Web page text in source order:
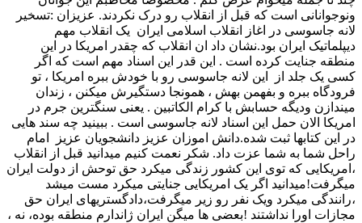
ونوجوانانی است که قبل از انقلاب رو درک نکردند. عزیزان :تسخیر
لانه جاسوسی در اغاز انقلاب اسلامی ایران یک انقلاب مهم
دیپلماتیک ایران بود.نشان داد ان انقلاب که چقدر امریکا در این
منطقه جنایت کرده است . این قدر این اسناد مهم است که اگر
کسی یک جلد از این لانه جاسوسی رو با خودش ببره امریکا ، تو
فرودگاه ببره و بفهمن بهش ، همونجا دستگیرش میکنن ، زندان
میندازن ودیگه حسابش با کرام الکاتبین . یعنی سنگترین جرم در
امریکا الان حمل این اسناد لانه جاسوسی است . ببینید چه سند هایی
در این کتابها ثبت شده.دانش اموزان عزیز دانشجویان عزیز امام
راحل شما به شما عزت داد. شکر نعمت کنیم میدانید قبل از انقلاب
،امریکایی که توی این کشور زندگی میکرد حق توحش از دولت ایران
میگرفت!میدانید اگر یک امریکایی جنایتی میکرد مست میشد
،رانندگی میکرد ویک نفر رو زیر میگرفت،دادگستریهای ایران حق
مجازات اورا نداشتند !بعضی ها میگن ایران ژاندارم منطقه بوده، نه ،